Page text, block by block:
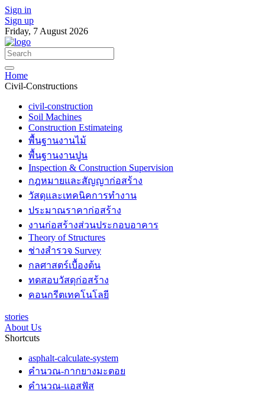
Sign in
Sign up
Friday, 7 August 2026
Home
Civil-Constructions
civil-construction
Soil Machines
Construction Estimateing
พื้นฐานงานไม้
พื้นฐานงานปูน
Inspection & Construction Supervision
กฎหมายและสัญญาก่อสร้าง
วัสดุและเทคนิคการทำงาน
ประมาณราคาก่อสร้าง
งานก่อสร้างส่วนประกอบอาคาร
Theory of Structures
ช่างสำรวจ Survey
กลศาสตร์เบื้องต้น
ทดสอบวัสดุก่อสร้าง
คอนกรีตเทคโนโลยี
stories
About Us
Shortcuts
asphalt-calculate-system
คำนวณ-กากยางมะตอย
คำนวณ-แอสฟัส